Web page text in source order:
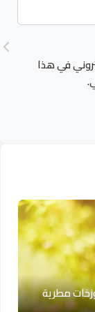
في هذا
مطرية